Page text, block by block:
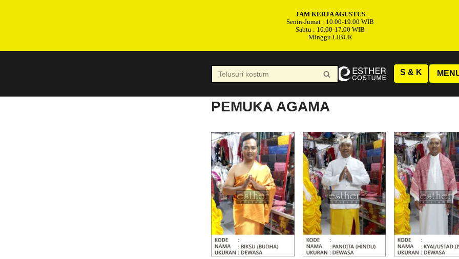
S & K
PEMUKA AGAMA
JAM KERJA AGUSTUS
Senin-Jumat : 10.00-19.00 WIB
Sabtu : 10.00-17.00 WIB
Minggu LIBUR